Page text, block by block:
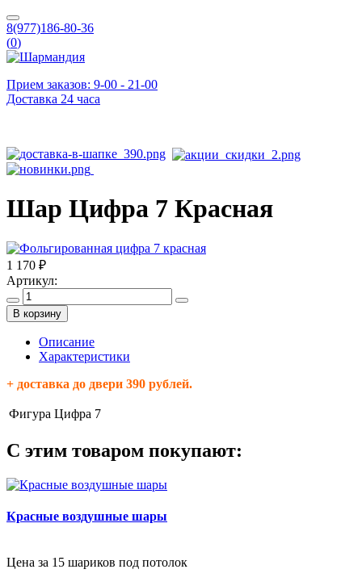
8(977)186-80-36
(0)
Прием заказов: 9-00 - 21-00
Доставка 24 часа
Шар Цифра 7 Красная
1 170 ₽
Артикул:
В корзину
Описание
Характеристики
+ доставка до двери 390 рублей.
Фигура Цифра 7
С этим товаром покупают:
Красные воздушные шары
Цена за 15 шариков под потолок